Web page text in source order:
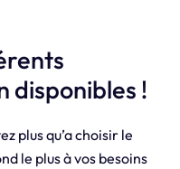
disponibles !
plus qu’a choisir le
le plus à vos besoins